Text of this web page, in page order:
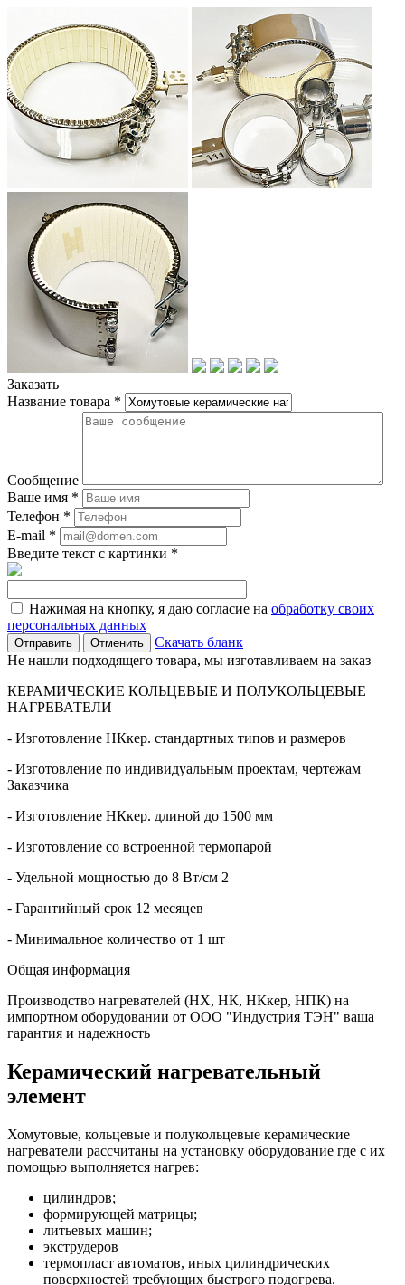
Заказать
Название товара *
Сообщение
Ваше имя *
Телефон *
E-mail *
Введите текст с картинки *
Нажимая на кнопку, я даю согласие на обработку своих
персональных данных
Отменить
Скачать бланк
Не нашли подходящего товара, мы изготавливаем на заказ
КЕРАМИЧЕСКИЕ КОЛЬЦЕВЫЕ И ПОЛУКОЛЬЦЕВЫЕ
НАГРЕВАТЕЛИ
- Изготовление НКкер. стандартных типов и размеров
- Изготовление по индивидуальным проектам, чертежам
Заказчика
- Изготовление НКкер. длиной до 1500 мм
- Изготовление со встроенной термопарой
- Удельной мощностью до 8 Вт/см 2
- Гарантийный срок 12 месяцев
- Минимальное количество от 1 шт
Общая информация
Производство нагревателей (НХ, НК, НКкер, НПК) на
импортном оборудовании от ООО "Индустрия ТЭН" ваша
гарантия и надежность
Керамический нагревательный
элемент
Хомутовые, кольцевые и полукольцевые керамические
нагреватели рассчитаны на установку оборудование где с их
помощью выполняется нагрев:
цилиндров;
формирующей матрицы;
литьевых машин;
экструдеров
термопласт автоматов, иных цилиндрических
поверхностей требующих быстрого подогрева.